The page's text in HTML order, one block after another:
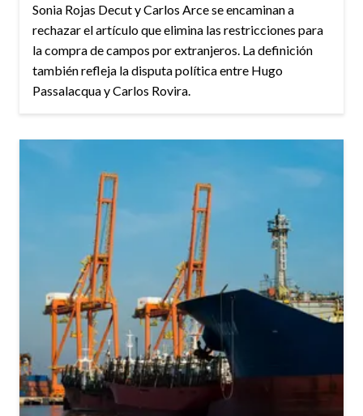
Sonia Rojas Decut y Carlos Arce se encaminan a
rechazar el artículo que elimina las restricciones para
la compra de campos por extranjeros. La definición
también refleja la disputa política entre Hugo
Passalacqua y Carlos Rovira.